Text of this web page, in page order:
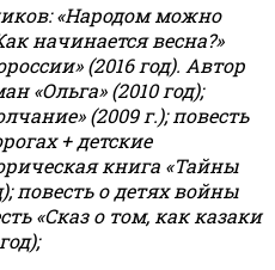
«Народом можно
начинается весна?»
(2016 год). Автор
«Ольга» (2010 год);
(2009 г.); повесть
+ детские
книга «Тайны
повесть о детях войны
«Сказ о том, как казаки